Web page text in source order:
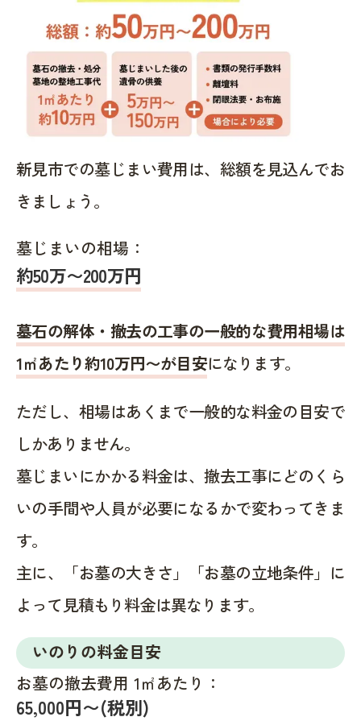
新見市での墓じまい費用は、総額を見込んでお
きましょう。
墓じまいの相場：
約50万〜200万円
墓石の解体・撤去の工事の一般的な費用相場は
1㎡あたり約10万円〜が目安になります。
ただし、相場はあくまで一般的な料金の目安で
しかありません。
墓じまいにかかる料金は、撤去工事にどのくら
いの手間や人員が必要になるかで変わってきま
す。
主に、「お墓の大きさ」「お墓の立地条件」に
よって見積もり料金は異なります。
いのりの料金目安
お墓の撤去費用 1㎡あたり：
65,000円〜(税別)